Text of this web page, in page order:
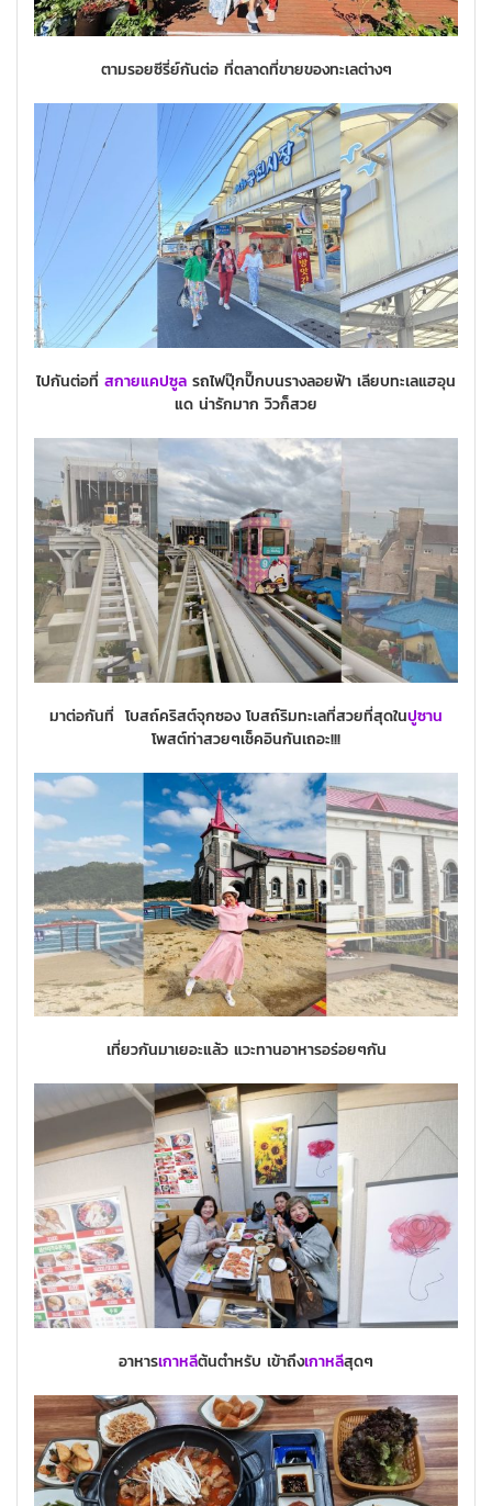
ตามรอยซีรี่ย์กันต่อ ที่ตลาดที่ขายของทะเลต่างๆ
ไปกันต่อที่ สกายแคปซูล รถไฟปุ๊กปิ๊กบนรางลอยฟ้า เลียบทะเลแฮอุน
แด น่ารักมาก วิวก็สวย
มาต่อกันที่ โบสถ์คริสต์จุกซอง โบสถ์ริมทะเลที่สวยที่สุดในปูซาน
โพสต์ท่าสวยๆเช็คอินกันเถอะ!!!
เที่ยวกันมาเยอะแล้ว แวะทานอาหารอร่อยๆกัน
อาหารเกาหลีต้นตำหรับ เข้าถึงเกาหลีสุดๆ